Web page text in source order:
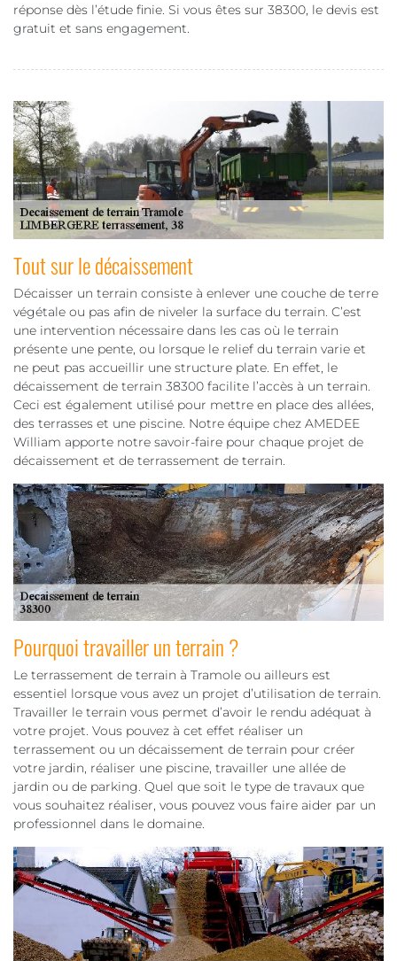
réponse dès l’étude finie. Si vous êtes sur 38300, le devis est
gratuit et sans engagement.
Tout sur le décaissement
Décaisser un terrain consiste à enlever une couche de terre
végétale ou pas afin de niveler la surface du terrain. C’est
une intervention nécessaire dans les cas où le terrain
présente une pente, ou lorsque le relief du terrain varie et
ne peut pas accueillir une structure plate. En effet, le
décaissement de terrain 38300 facilite l’accès à un terrain.
Ceci est également utilisé pour mettre en place des allées,
des terrasses et une piscine. Notre équipe chez AMEDEE
William apporte notre savoir-faire pour chaque projet de
décaissement et de terrassement de terrain.
Pourquoi travailler un terrain ?
Le terrassement de terrain à Tramole ou ailleurs est
essentiel lorsque vous avez un projet d’utilisation de terrain.
Travailler le terrain vous permet d’avoir le rendu adéquat à
votre projet. Vous pouvez à cet effet réaliser un
terrassement ou un décaissement de terrain pour créer
votre jardin, réaliser une piscine, travailler une allée de
jardin ou de parking. Quel que soit le type de travaux que
vous souhaitez réaliser, vous pouvez vous faire aider par un
professionnel dans le domaine.